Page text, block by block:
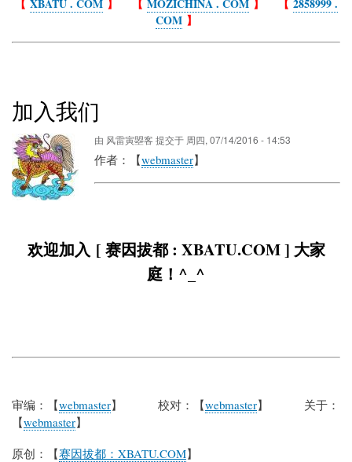
屑
【 XBATU . COM】 【 MOZICHINA . COM】 【 2858999 .
COM】
加入我们
由 风雷寅曌客 提交于 周四, 07/14/2016 - 14:53
作者：【webmaster】
欢迎加入 [ 赛因拔都 : XBATU.COM ] 大家
庭！^_^
审编：【webmaster】 校对：【webmaster】 关于：
【webmaster】
原创：【赛因拔都：XBATU.COM】